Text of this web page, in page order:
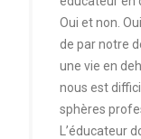
Oui et non.
de par notre
une vie en
nous est
sphères
L’éducateur